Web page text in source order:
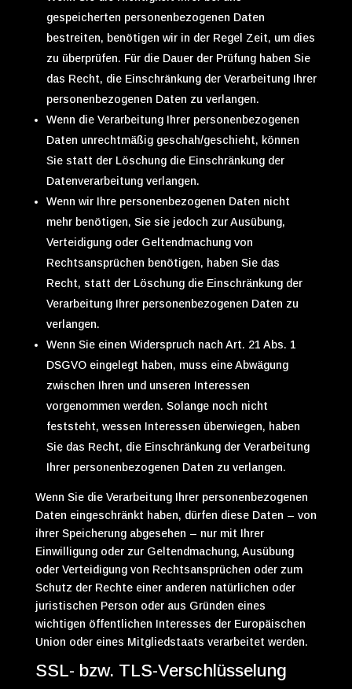
gespeicherten personenbezogenen Daten
bestreiten, benötigen wir in der Regel Zeit, um dies
zu überprüfen. Für die Dauer der Prüfung haben Sie
das Recht, die Einschränkung der Verarbeitung Ihrer
personenbezogenen Daten zu verlangen.
Wenn die Verarbeitung Ihrer personenbezogenen
Daten unrechtmäßig geschah/geschieht, können
Sie statt der Löschung die Einschränkung der
Datenverarbeitung verlangen.
Wenn wir Ihre personenbezogenen Daten nicht
mehr benötigen, Sie sie jedoch zur Ausübung,
Verteidigung oder Geltendmachung von
Rechtsansprüchen benötigen, haben Sie das
Recht, statt der Löschung die Einschränkung der
Verarbeitung Ihrer personenbezogenen Daten zu
verlangen.
Wenn Sie einen Widerspruch nach Art. 21 Abs. 1
DSGVO eingelegt haben, muss eine Abwägung
zwischen Ihren und unseren Interessen
vorgenommen werden. Solange noch nicht
feststeht, wessen Interessen überwiegen, haben
Sie das Recht, die Einschränkung der Verarbeitung
Ihrer personenbezogenen Daten zu verlangen.
Wenn Sie die Verarbeitung Ihrer personenbezogenen
Daten eingeschränkt haben, dürfen diese Daten – von
ihrer Speicherung abgesehen – nur mit Ihrer
Einwilligung oder zur Geltendmachung, Ausübung
oder Verteidigung von Rechtsansprüchen oder zum
Schutz der Rechte einer anderen natürlichen oder
juristischen Person oder aus Gründen eines
wichtigen öffentlichen Interesses der Europäischen
Union oder eines Mitgliedstaats verarbeitet werden.
SSL- bzw. TLS-Verschlüsselung